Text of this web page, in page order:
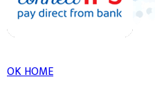
OK HOME